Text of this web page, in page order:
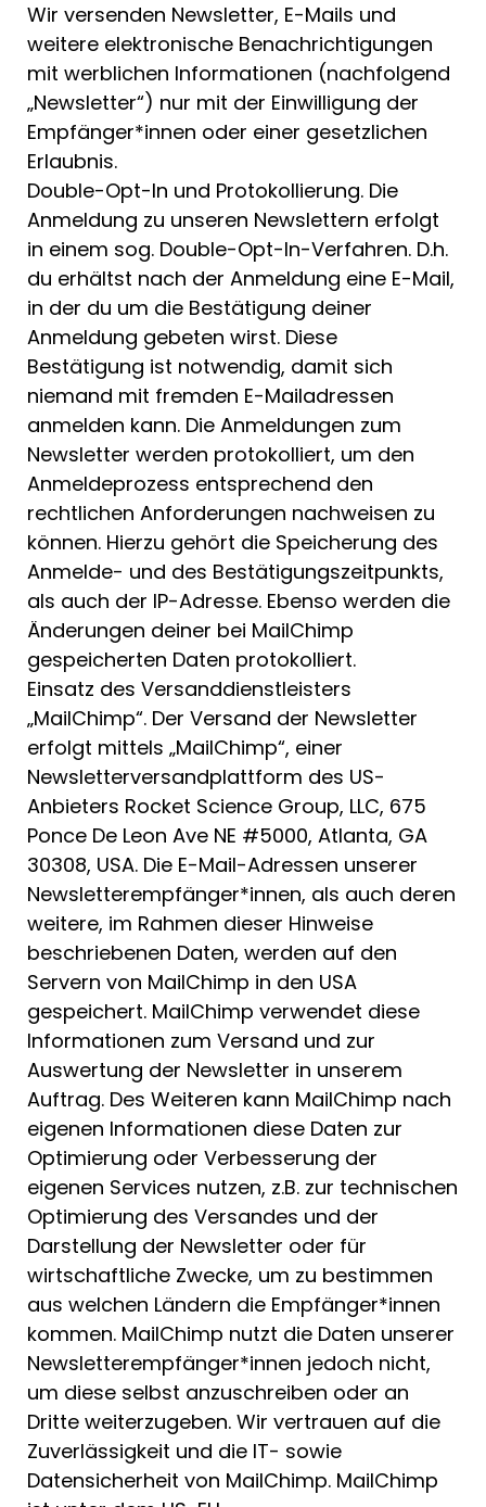
Wir versenden Newsletter, E-Mails und
weitere elektronische Benachrichtigungen
mit werblichen Informationen (nachfolgend
„Newsletter“) nur mit der Einwilligung der
Empfänger*innen oder einer gesetzlichen
Erlaubnis.
Double-Opt-In und Protokollierung. Die
Anmeldung zu unseren Newslettern erfolgt
in einem sog. Double-Opt-In-Verfahren. D.h.
du erhältst nach der Anmeldung eine E-Mail,
in der du um die Bestätigung deiner
Anmeldung gebeten wirst. Diese
Bestätigung ist notwendig, damit sich
niemand mit fremden E-Mailadressen
anmelden kann. Die Anmeldungen zum
Newsletter werden protokolliert, um den
Anmeldeprozess entsprechend den
rechtlichen Anforderungen nachweisen zu
können. Hierzu gehört die Speicherung des
Anmelde- und des Bestätigungszeitpunkts,
als auch der IP-Adresse. Ebenso werden die
Änderungen deiner bei MailChimp
gespeicherten Daten protokolliert.
Einsatz des Versanddienstleisters
„MailChimp“. Der Versand der Newsletter
erfolgt mittels „MailChimp“, einer
Newsletterversandplattform des US-
Anbieters Rocket Science Group, LLC, 675
Ponce De Leon Ave NE #5000, Atlanta, GA
30308, USA. Die E-Mail-Adressen unserer
Newsletterempfänger*innen, als auch deren
weitere, im Rahmen dieser Hinweise
beschriebenen Daten, werden auf den
Servern von MailChimp in den USA
gespeichert. MailChimp verwendet diese
Informationen zum Versand und zur
Auswertung der Newsletter in unserem
Auftrag. Des Weiteren kann MailChimp nach
eigenen Informationen diese Daten zur
Optimierung oder Verbesserung der
eigenen Services nutzen, z.B. zur technischen
Optimierung des Versandes und der
Darstellung der Newsletter oder für
wirtschaftliche Zwecke, um zu bestimmen
aus welchen Ländern die Empfänger*innen
kommen. MailChimp nutzt die Daten unserer
Newsletterempfänger*innen jedoch nicht,
um diese selbst anzuschreiben oder an
Dritte weiterzugeben. Wir vertrauen auf die
Zuverlässigkeit und die IT- sowie
Datensicherheit von MailChimp. MailChimp